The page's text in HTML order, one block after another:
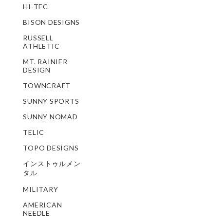
HI-TEC
BISON DESIGNS
RUSSELL
ATHLETIC
MT. RAINIER
DESIGN
TOWNCRAFT
SUNNY SPORTS
SUNNY NOMAD
TELIC
TOPO DESIGNS
インストゥルメン
タル
MILITARY
AMERICAN
NEEDLE